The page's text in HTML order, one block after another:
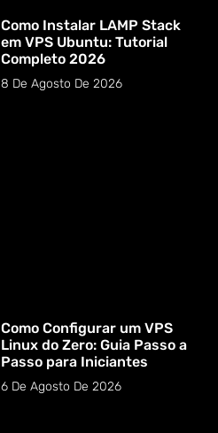
Como Instalar LAMP Stack
em VPS Ubuntu: Tutorial
Completo 2026
8 De Agosto De 2026
Como Configurar um VPS
Linux do Zero: Guia Passo a
Passo para Iniciantes
6 De Agosto De 2026